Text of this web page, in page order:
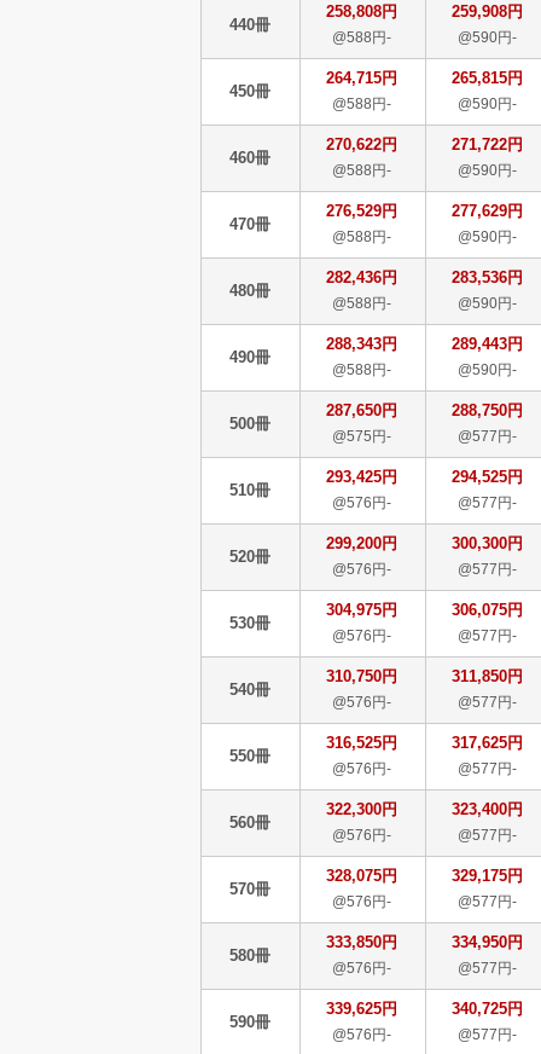
440冊
258,808円
@588円-
259,908円
@590円-
450冊
264,715円
@588円-
265,815円
@590円-
460冊
270,622円
@588円-
271,722円
@590円-
470冊
276,529円
@588円-
277,629円
@590円-
480冊
282,436円
@588円-
283,536円
@590円-
490冊
288,343円
@588円-
289,443円
@590円-
500冊
287,650円
@575円-
288,750円
@577円-
510冊
293,425円
@576円-
294,525円
@577円-
520冊
299,200円
@576円-
300,300円
@577円-
530冊
304,975円
@576円-
306,075円
@577円-
540冊
310,750円
@576円-
311,850円
@577円-
550冊
316,525円
@576円-
317,625円
@577円-
560冊
322,300円
@576円-
323,400円
@577円-
570冊
328,075円
@576円-
329,175円
@577円-
580冊
333,850円
@576円-
334,950円
@577円-
590冊
339,625円
@576円-
340,725円
@577円-